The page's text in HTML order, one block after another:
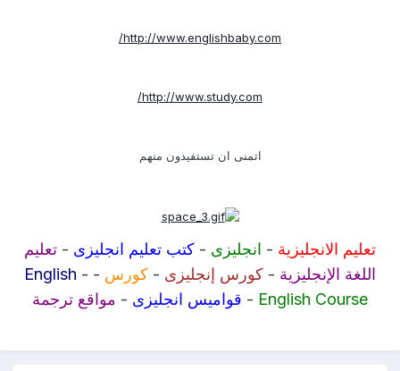
http://www.englishbaby.com/
http://www.study.com/
اتمنى ان تستفيدون منهم
تعليم الانجليزية- انجليزى- كتب تعليم انجليزى- تعليم
اللغة الإنجليزية- كورس إنجليزى- كورس -
English -
English Course
- قواميس انجليزى- مواقع ترجمة